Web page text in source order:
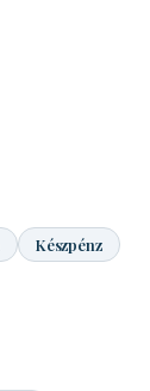
Készpénz